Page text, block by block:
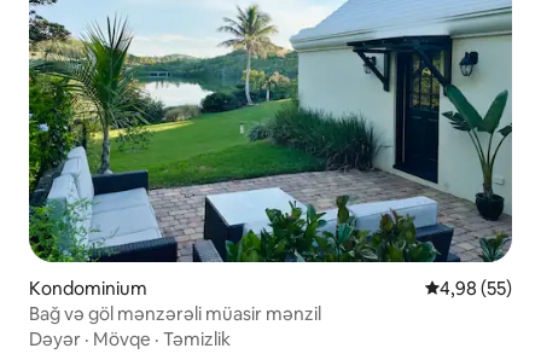
Kondominium Ortalama
4,98 (55)
Bağ və göl mənzərəli müasir mənzil
Dəyər · Mövqe · Təmizlik